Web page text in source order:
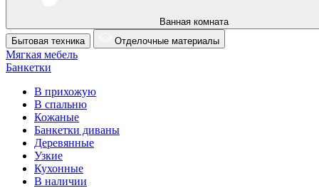
Ванная комната
Бытовая техника
Отделочные материалы
Мягкая мебель
Банкетки
В прихожую
В спальню
Кожаные
Банкетки диваны
Деревянные
Узкие
Кухонные
В наличии